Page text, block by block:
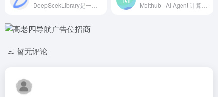
暂无评论